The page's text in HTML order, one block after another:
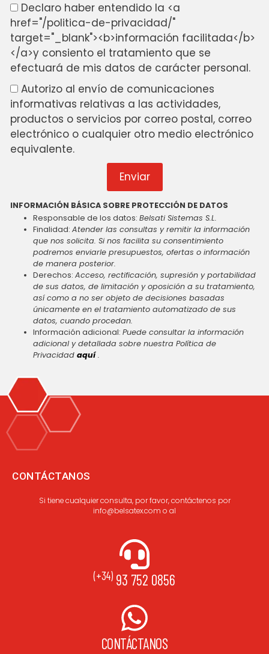
Declaro haber entendido la <a
href="/politica-de-privacidad/"
target="_blank"><b>información facilitada</b>
</a>y consiento el tratamiento que se
efectuará de mis datos de carácter personal.
Autorizo al envío de comunicaciones
informativas relativas a las actividades,
productos o servicios por correo postal, correo
electrónico o cualquier otro medio electrónico
equivalente.
Enviar
INFORMACIÓN BÁSICA SOBRE PROTECCIÓN DE DATOS
Responsable de los datos:Belsati Sistemas S.L.
Finalidad:Atender las consultas y remitir la información
que nos solicita. Si nos facilita su consentimiento
podremos enviarle presupuestos, ofertas o información
de manera posterior.
Derechos:Acceso, rectificación, supresión y portabilidad
de sus datos, de limitación y oposición a su tratamiento,
así como a no ser objeto de decisiones basadas
únicamente en el tratamiento automatizado de sus
datos, cuando procedan.
Información adicional:Puede consultar la información
adicional y detallada sobre nuestra Política de
Privacidadaquí .
CONTÁCTANOS
Si tiene cualquier consulta, por favor, contáctenos por
info@belsatex.com o al
(+34) 93 752 0856
CONTÁCTANOS